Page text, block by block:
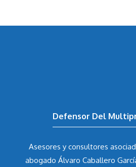
Defensor Del
Asesores y consultores
abogado Álvaro Caballero